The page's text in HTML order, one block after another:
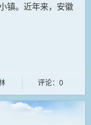
镇。近年来，安徽
评论：0